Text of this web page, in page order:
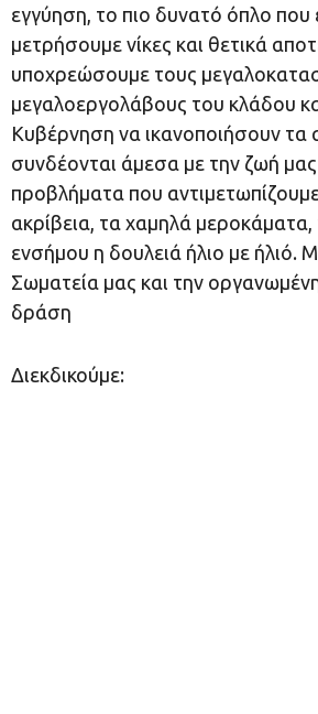
εγγύηση, το πιο δυνατό όπλο που
μετρήσουμε νίκες και θετικά
υποχρεώσουμε τους
μεγαλοεργολάβους του κλάδου
Κυβέρνηση να ικανοποιήσουν τα
συνδέονται άμεσα με την ζωή μας
προβλήματα που
ακρίβεια, τα χαμηλά
ενσήμου η δουλειά ήλιο με ήλιό.
Σωματεία μας και την
δράση
Διεκδικούμε: